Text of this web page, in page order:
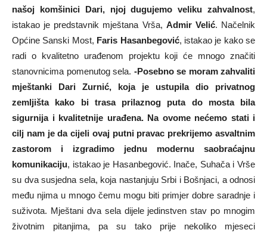
našoj komšinici Dari, njoj dugujemo veliku zahvalnost,
istakao je predstavnik mještana Vrša, Admir Velić. Načelnik
Općine Sanski Most, Faris Hasanbegović, istakao je kako se
radi o kvalitetno urađenom projektu koji će mnogo značiti
stanovnicima pomenutog sela. -Posebno se moram zahvaliti
mještanki Dari Zurnić, koja je ustupila dio privatnog
zemljišta kako bi trasa prilaznog puta do mosta bila
sigurnija i kvalitetnije urađena. Na ovome nećemo stati i
cilj nam je da cijeli ovaj putni pravac prekrijemo asvaltnim
zastorom i izgradimo jednu modernu saobraćajnu
komunikaciju, istakao je Hasanbegović. Inače, Suhača i Vrše
su dva susjedna sela, koja nastanjuju Srbi i Bošnjaci, a odnosi
među njima u mnogo čemu mogu biti primjer dobre saradnje i
suživota. Mještani dva sela dijele jedinstven stav po mnogim
životnim pitanjima, pa su tako prije nekoliko mjeseci